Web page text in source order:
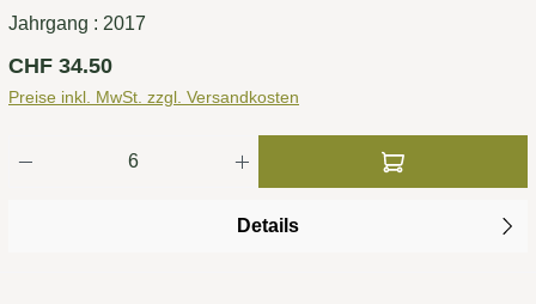
ausgefüllt von einem dichten, runden Tannin, und erlesener
Fruchteleganz.
Jahrgang : 2017
Regulärer Preis:
CHF 34.50
Preise inkl. MwSt. zzgl. Versandkosten
Produkt Anzahl: Gib den gewünschten
Details